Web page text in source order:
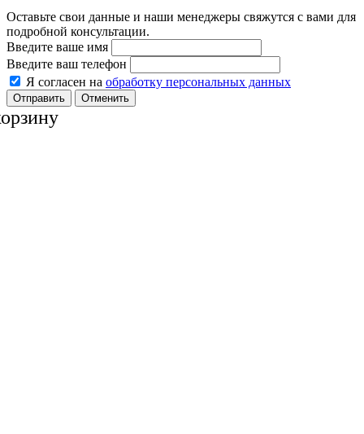
Оставьте свои данные и наши менеджеры свяжутся с вами для
подробной консультации.
Введите ваше имя
Введите ваш телефон
Я согласен на обработку персональных данных
Отменить